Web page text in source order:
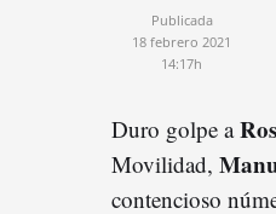
Publicada
18 febrero 2021
14:17h
Duro golpe a
Movilidad,
contencioso